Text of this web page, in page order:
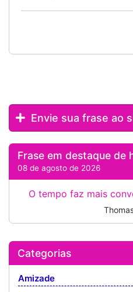
Envie sua frase ao
Frase em destaque de
08 de agosto de 2026
O tempo faz mais
Categorias
Amizade